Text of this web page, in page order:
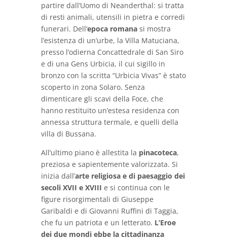
partire dall’Uomo di Neanderthal: si tratta
di resti animali, utensili in pietra e corredi
funerari. Dell’epoca romanasi mostra
l’esistenza di un’urbe, la Villa Matuciana,
presso l’odierna Concattedrale di San Siro
e di una Gens Urbicia, il cui sigillo in
bronzo con la scritta “Urbicia Vivas” è stato
scoperto in zona Solaro. Senza
dimenticare gli scavi della Foce, che
hanno restituito un’estesa residenza con
annessa struttura termale, e quelli della
villa di Bussana.
All’ultimo piano è allestita la pinacoteca,
preziosa e sapientemente valorizzata. Si
inizia dall’arte religiosa e di paesaggio dei
secoli XVII e XVIII e si continua con le
figure risorgimentali di Giuseppe
Garibaldi e di Giovanni Ruffini di Taggia,
che fu un patriota e un letterato. L’Eroe
dei due mondi ebbe la cittadinanza